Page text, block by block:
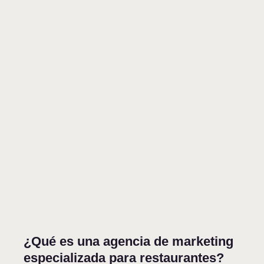
¿Qué es una agencia de marketing
especializada para restaurantes?